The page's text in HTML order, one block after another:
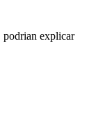
podrian explicar